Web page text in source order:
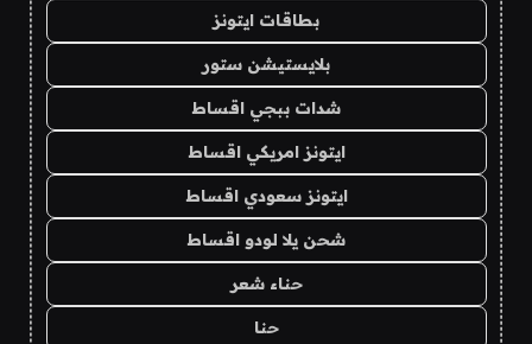
بطاقات ايتونز
بلايستيشن ستور
شدات ببجي اقساط
ايتونز امريكي اقساط
ايتونز سعودي اقساط
شحن يلا لودو اقساط
حناء شعر
حنا